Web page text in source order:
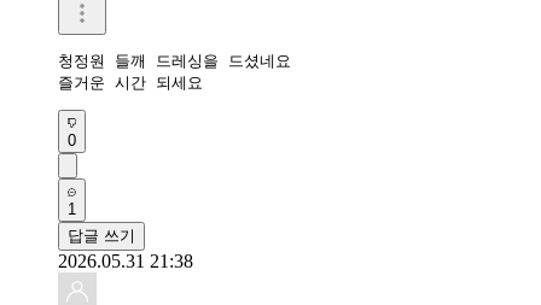
청정원 들깨 드레싱을 드셨네요
즐거운 시간 되세요
0
1
답글 쓰기
2026.05.31 21:38